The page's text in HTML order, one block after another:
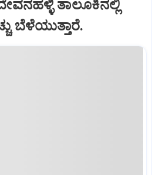
ತಾಲೂಕಿನಲ್ಲಿ
ಬೆಳೆ‌ಯುತ್ತಾರೆ.